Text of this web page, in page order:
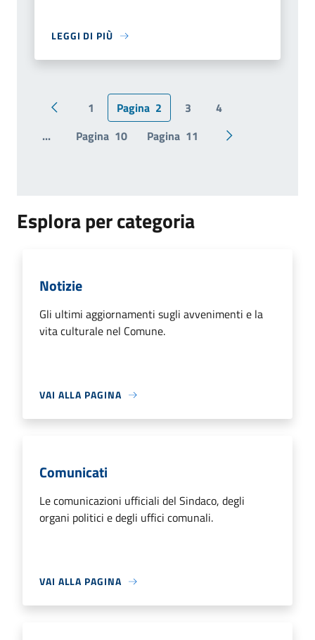
LEGGI DI PIÙ
Pagina precedente
1 Pagina 2 3
4
...
Pagina 10 Pagina 11 Pagina
Esplora per categoria
Notizie
Gli ultimi aggiornamenti sugli avvenimenti e la
vita culturale nel Comune.
VAI ALLA PAGINA
Comunicati
Le comunicazioni ufficiali del Sindaco, degli
organi politici e degli uffici comunali.
VAI ALLA PAGINA